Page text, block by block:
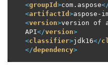
<groupId >com.aspose
<artifactId >aspose-
<version>version of
API</version>
<classifier>jdk16</
</dependency>